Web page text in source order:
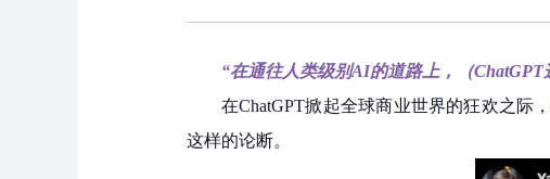
“在通往人类级别AI的道路上，（
在ChatGPT掀起全球商业世界的狂欢之际
这样的论断。